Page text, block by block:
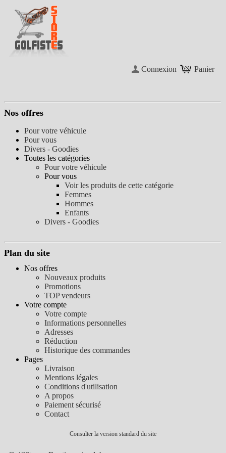
Panier
Connexion
Nos offres
Pour votre véhicule
Pour vous
Divers - Goodies
Toutes les catégories
Pour votre véhicule
Pour vous
Voir les produits de cette catégorie
Femmes
Hommes
Enfants
Divers - Goodies
Plan du site
Nos offres
Nouveaux produits
Promotions
TOP vendeurs
Votre compte
Votre compte
Informations personnelles
Adresses
Réduction
Historique des commandes
Pages
Livraison
Mentions légales
Conditions d'utilisation
A propos
Paiement sécurisé
Contact
Consulter la version standard du site